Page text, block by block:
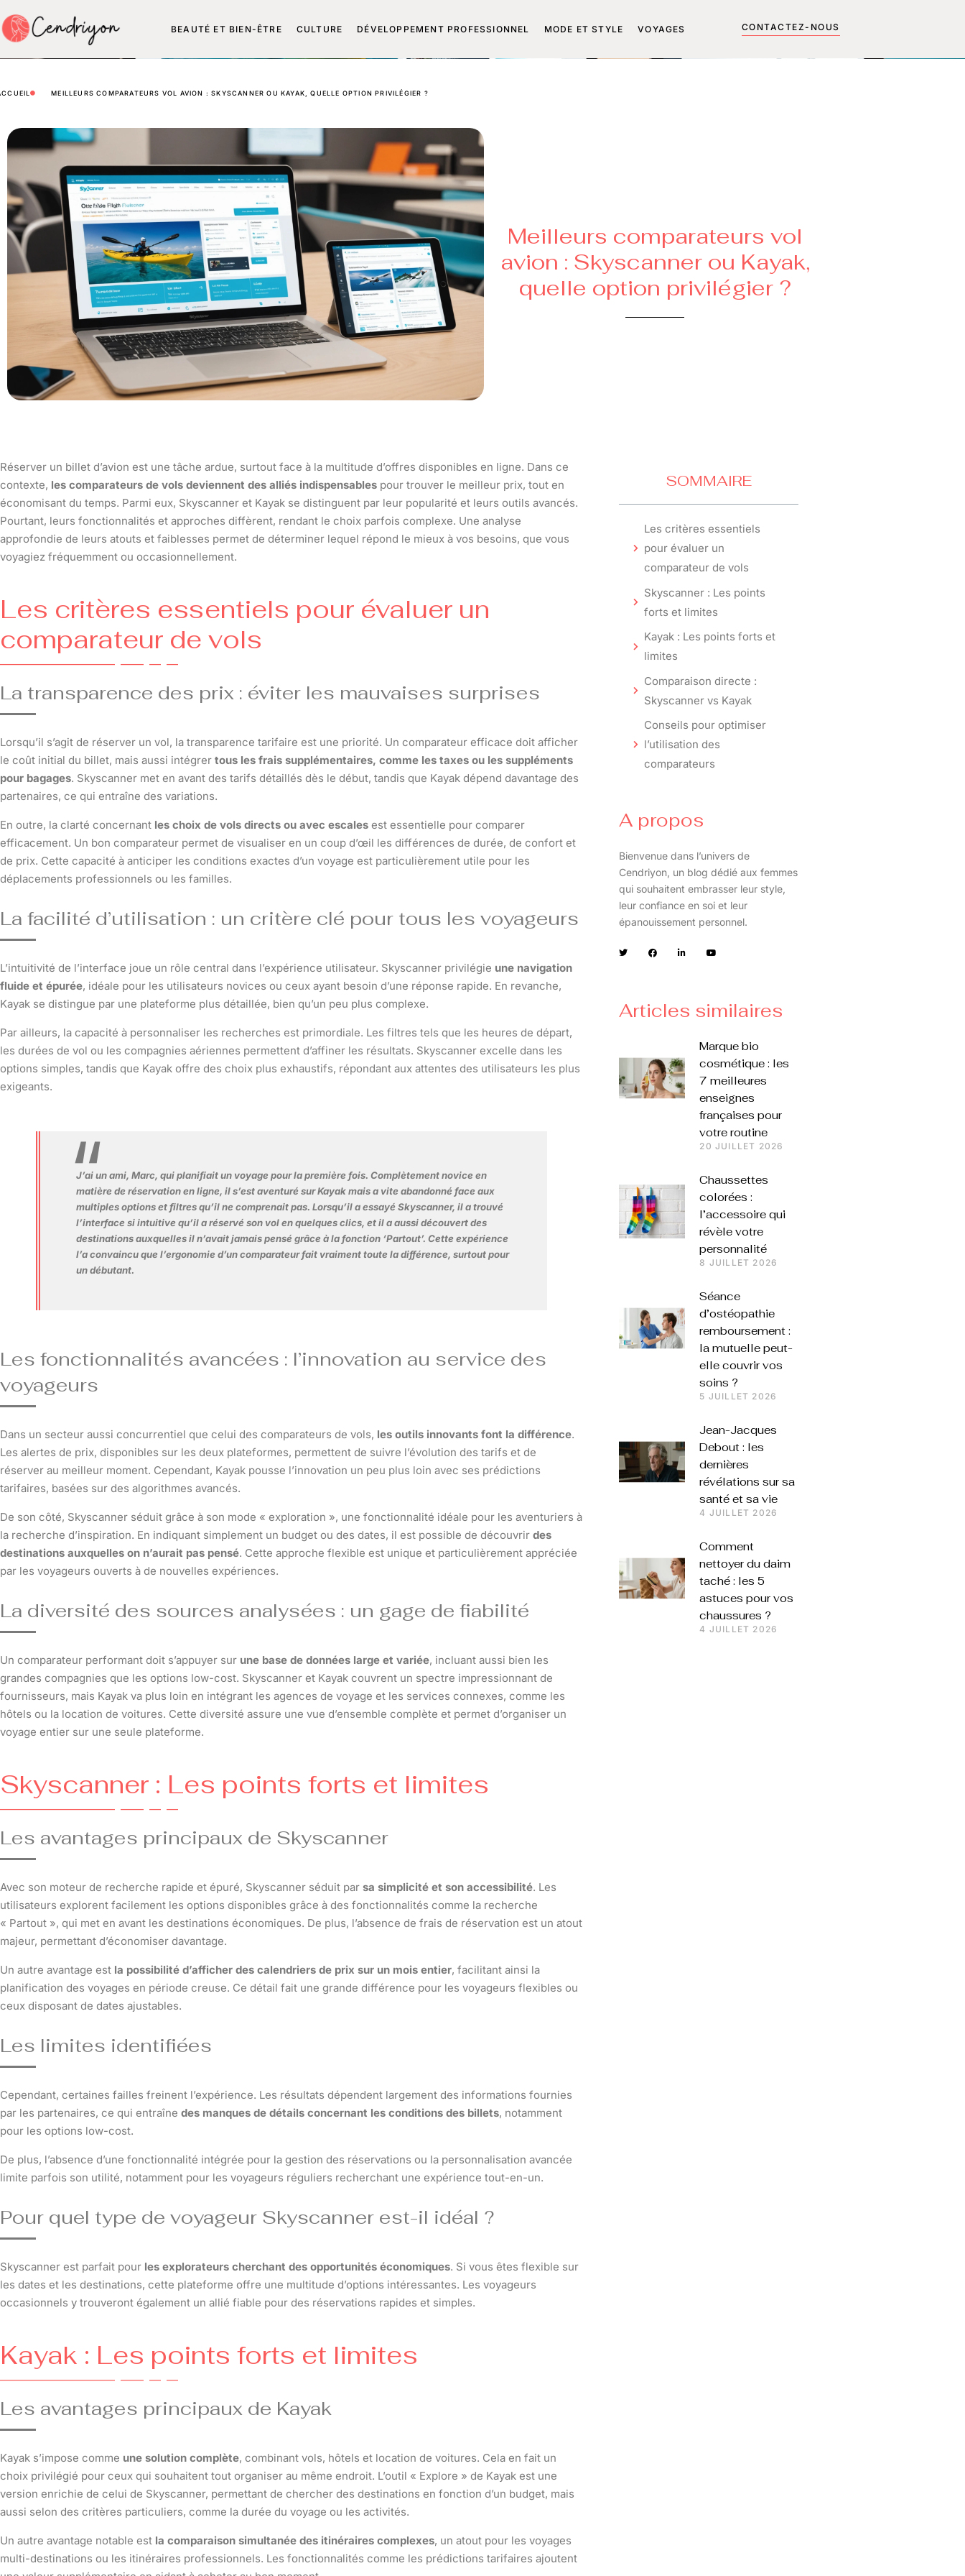
BEAUTÉ ET BIEN-ÊTRE CULTURE DÉVELOPPEMENT PROFESSIONNEL MODE ET STYLE VOYAGES CONTACTEZ-NOUS
MEILLEURS COMPARATEURS VOL AVION : SKYSCANNER OU KAYAK, QUELLE OPTION PRIVILÉGIER ?
Meilleurs comparateurs vol
avion : Skyscanner ou Kayak,
quelle option privilégier ?
Réserver un billet d’avion est une tâche ardue, surtout face à la multitude d’offres disponibles en ligne. Dans ce
contexte, les comparateurs de vols deviennent des alliés indispensables pour trouver le meilleur prix, tout en
économisant du temps. Parmi eux, Skyscanner et Kayak se distinguent par leur popularité et leurs outils avancés.
Pourtant, leurs fonctionnalités et approches diffèrent, rendant le choix parfois complexe. Une analyse
approfondie de leurs atouts et faiblesses permet de déterminer lequel répond le mieux à vos besoins, que vous
voyagiez fréquemment ou occasionnellement.
Les critères essentiels pour évaluer un
comparateur de vols
La transparence des prix : éviter les mauvaises surprises
Lorsqu’il s’agit de réserver un vol, la transparence tarifaire est une priorité. Un comparateur efficace doit afficher
le coût initial du billet, mais aussi intégrer tous les frais supplémentaires, comme les taxes ou les suppléments
pour bagages. Skyscanner met en avant des tarifs détaillés dès le début, tandis que Kayak dépend davantage des
partenaires, ce qui entraîne des variations.
En outre, la clarté concernant les choix de vols directs ou avec escales est essentielle pour comparer
efficacement. Un bon comparateur permet de visualiser en un coup d’œil les différences de durée, de confort et
de prix. Cette capacité à anticiper les conditions exactes d’un voyage est particulièrement utile pour les
déplacements professionnels ou les familles.
La facilité d’utilisation : un critère clé pour tous les voyageurs
L’intuitivité de l’interface joue un rôle central dans l’expérience utilisateur. Skyscanner privilégie une navigation
fluide et épurée, idéale pour les utilisateurs novices ou ceux ayant besoin d’une réponse rapide. En revanche,
Kayak se distingue par une plateforme plus détaillée, bien qu’un peu plus complexe.
Par ailleurs, la capacité à personnaliser les recherches est primordiale. Les filtres tels que les heures de départ,
les durées de vol ou les compagnies aériennes permettent d’affiner les résultats. Skyscanner excelle dans les
options simples, tandis que Kayak offre des choix plus exhaustifs, répondant aux attentes des utilisateurs les plus
exigeants.
J’ai un ami, Marc, qui planifiait un voyage pour la première fois. Complètement novice en
matière de réservation en ligne, il s’est aventuré sur Kayak mais a vite abandonné face aux
multiples options et filtres qu’il ne comprenait pas. Lorsqu’il a essayé Skyscanner, il a trouvé
l’interface si intuitive qu’il a réservé son vol en quelques clics, et il a aussi découvert des
destinations auxquelles il n’avait jamais pensé grâce à la fonction ‘Partout’. Cette expérience
l’a convaincu que l’ergonomie d’un comparateur fait vraiment toute la différence, surtout pour
un débutant.
Les fonctionnalités avancées : l’innovation au service des
voyageurs
Dans un secteur aussi concurrentiel que celui des comparateurs de vols, les outils innovants font la différence.
Les alertes de prix, disponibles sur les deux plateformes, permettent de suivre l’évolution des tarifs et de
réserver au meilleur moment. Cependant, Kayak pousse l’innovation un peu plus loin avec ses prédictions
tarifaires, basées sur des algorithmes avancés.
De son côté, Skyscanner séduit grâce à son mode « exploration », une fonctionnalité idéale pour les aventuriers à
la recherche d’inspiration. En indiquant simplement un budget ou des dates, il est possible de découvrir des
destinations auxquelles on n’aurait pas pensé. Cette approche flexible est unique et particulièrement appréciée
par les voyageurs ouverts à de nouvelles expériences.
La diversité des sources analysées : un gage de fiabilité
Un comparateur performant doit s’appuyer sur une base de données large et variée, incluant aussi bien les
grandes compagnies que les options low-cost. Skyscanner et Kayak couvrent un spectre impressionnant de
fournisseurs, mais Kayak va plus loin en intégrant les agences de voyage et les services connexes, comme les
hôtels ou la location de voitures. Cette diversité assure une vue d’ensemble complète et permet d’organiser un
voyage entier sur une seule plateforme.
Skyscanner : Les points forts et limites
Les avantages principaux de Skyscanner
Avec son moteur de recherche rapide et épuré, Skyscanner séduit par sa simplicité et son accessibilité. Les
utilisateurs explorent facilement les options disponibles grâce à des fonctionnalités comme la recherche
« Partout », qui met en avant les destinations économiques. De plus, l’absence de frais de réservation est un atout
majeur, permettant d’économiser davantage.
Un autre avantage est la possibilité d’afficher des calendriers de prix sur un mois entier, facilitant ainsi la
planification des voyages en période creuse. Ce détail fait une grande différence pour les voyageurs flexibles ou
ceux disposant de dates ajustables.
Les limites identifiées
Cependant, certaines failles freinent l’expérience. Les résultats dépendent largement des informations fournies
par les partenaires, ce qui entraîne des manques de détails concernant les conditions des billets, notamment
pour les options low-cost.
De plus, l’absence d’une fonctionnalité intégrée pour la gestion des réservations ou la personnalisation avancée
limite parfois son utilité, notamment pour les voyageurs réguliers recherchant une expérience tout-en-un.
Pour quel type de voyageur Skyscanner est-il idéal ?
Skyscanner est parfait pour les explorateurs cherchant des opportunités économiques. Si vous êtes flexible sur
les dates et les destinations, cette plateforme offre une multitude d’options intéressantes. Les voyageurs
occasionnels y trouveront également un allié fiable pour des réservations rapides et simples.
Kayak : Les points forts et limites
Les avantages principaux de Kayak
Kayak s’impose comme une solution complète, combinant vols, hôtels et location de voitures. Cela en fait un
choix privilégié pour ceux qui souhaitent tout organiser au même endroit. L’outil « Explore » de Kayak est une
version enrichie de celui de Skyscanner, permettant de chercher des destinations en fonction d’un budget, mais
aussi selon des critères particuliers, comme la durée du voyage ou les activités.
Un autre avantage notable est la comparaison simultanée des itinéraires complexes, un atout pour les voyages
multi-destinations ou les itinéraires professionnels. Les fonctionnalités comme les prédictions tarifaires ajoutent
SOMMAIRE
Les critères essentiels
pour évaluer un
comparateur de vols
Skyscanner : Les points
forts et limites
Kayak : Les points forts et
limites
Comparaison directe :
Skyscanner vs Kayak
Conseils pour optimiser
l’utilisation des
comparateurs
A propos
Bienvenue dans l’univers de
Cendriyon, un blog dédié aux femmes
qui souhaitent embrasser leur style,
leur confiance en soi et leur
épanouissement personnel.
Articles similaires
Marque bio
cosmétique : les
7 meilleures
enseignes
françaises pour
votre routine
20 JUILLET 2026
Chaussettes
colorées :
l’accessoire qui
révèle votre
personnalité
8 JUILLET 2026
Séance
d’ostéopathie
remboursement :
la mutuelle peut-
elle couvrir vos
soins ?
5 JUILLET 2026
Jean-Jacques
Debout : les
dernières
révélations sur sa
santé et sa vie
4 JUILLET 2026
Comment
nettoyer du daim
taché : les 5
astuces pour vos
chaussures ?
4 JUILLET 2026